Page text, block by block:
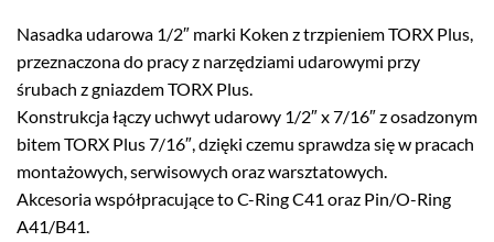
Nasadka udarowa 1/2″ marki Koken z trzpieniem TORX Plus,
przeznaczona do pracy z narzędziami udarowymi przy
śrubach z gniazdem TORX Plus.
Konstrukcja łączy uchwyt udarowy 1/2″ x 7/16″ z osadzonym
bitem TORX Plus 7/16″, dzięki czemu sprawdza się w pracach
montażowych, serwisowych oraz warsztatowych.
Akcesoria współpracujące to C-Ring C41 oraz Pin/O-Ring
A41/B41.